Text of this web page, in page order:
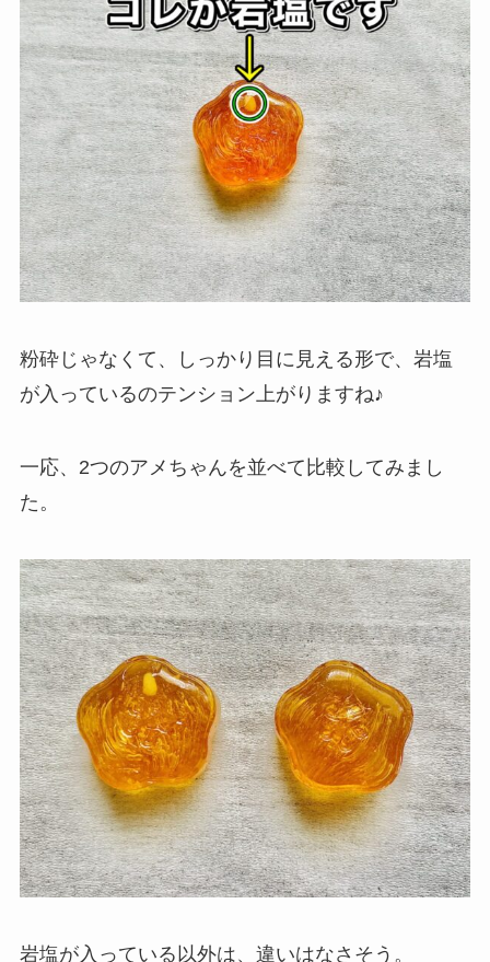
粉砕じゃなくて、しっかり目に見える形で、岩塩
が入っているのテンション上がりますね♪
一応、2つのアメちゃんを並べて比較してみまし
た。
岩塩が入っている以外は、違いはなさそう。